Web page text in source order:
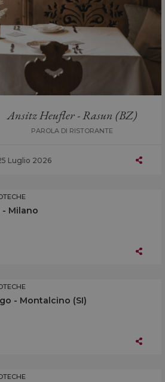
Ansitz Heufler - Rasun (BZ)
PAROLA DI RISTORANTE
Luglio 2026
- Milano
- Montalcino (SI)